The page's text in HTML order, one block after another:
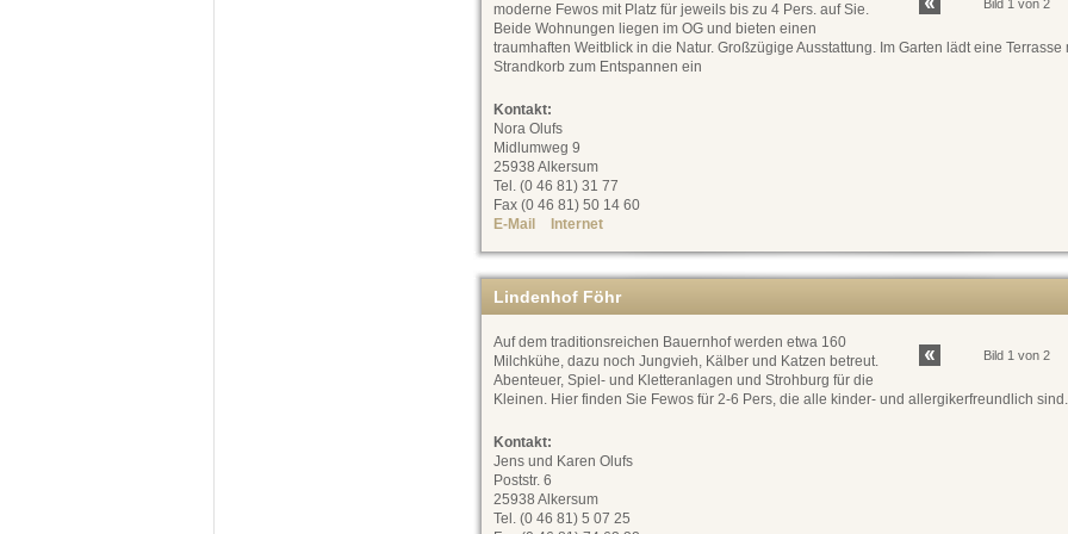
Bild 1 von 2
moderne Fewos mit Platz für jeweils bis zu 4 Pers. auf Sie.
Beide Wohnungen liegen im OG und bieten einen
traumhaften Weitblick in die Natur. Großzügige Ausstattung. Im Garten lädt eine Terrasse
Strandkorb zum Entspannen ein
Kontakt:
Nora Olufs
Midlumweg 9
25938 Alkersum
Tel. (0 46 81) 31 77
Fax (0 46 81) 50 14 60
E-Mail
Internet
Lindenhof Föhr
Bild 1 von 2
Auf dem traditionsreichen Bauernhof werden etwa 160
Milchkühe, dazu noch Jungvieh, Kälber und Katzen betreut.
Abenteuer, Spiel- und Kletteranlagen und Strohburg für die
Kleinen. Hier finden Sie Fewos für 2-6 Pers, die alle kinder- und allergikerfreundlich sind.
Kontakt:
Jens und Karen Olufs
Poststr. 6
25938 Alkersum
Tel. (0 46 81) 5 07 25